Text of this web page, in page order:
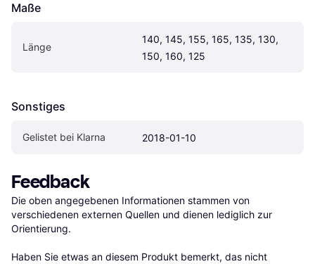
Maße
Länge
140, 145, 155, 165, 135, 130,
150, 160, 125
Sonstiges
Gelistet bei Klarna 2018-01-10
Feedback
Die oben angegebenen Informationen stammen von
verschiedenen externen Quellen und dienen lediglich zur
Orientierung.
Haben Sie etwas an diesem Produkt bemerkt, das nicht